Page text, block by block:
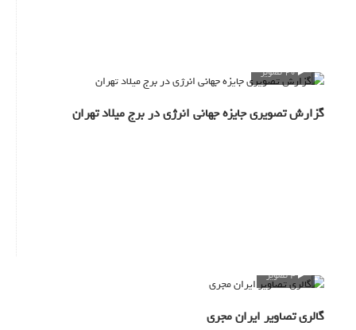
20 تصویر
گزارش تصویری جایزه جهانی انرژی در برج میلاد تهران
4 تصویر
گالری تصاویر ایران مجری